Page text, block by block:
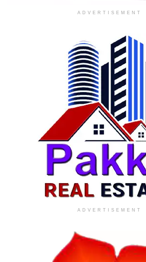
ADVERTISEMENT
ADVERTISEMENT